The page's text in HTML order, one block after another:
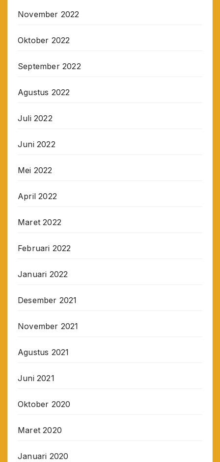
November 2022
Oktober 2022
September 2022
Agustus 2022
Juli 2022
Juni 2022
Mei 2022
April 2022
Maret 2022
Februari 2022
Januari 2022
Desember 2021
November 2021
Agustus 2021
Juni 2021
Oktober 2020
Maret 2020
Januari 2020